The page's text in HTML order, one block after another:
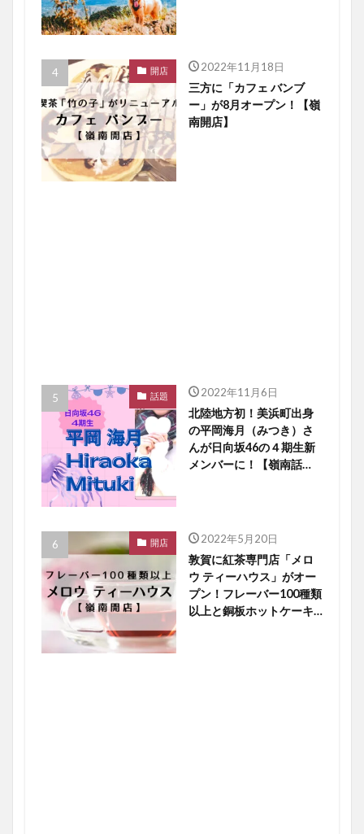
開店 2022年11月18日
三方に「カフェ バンブ
ー」が8月オープン！【嶺
南開店】
話題 2022年11月6日
北陸地方初！美浜町出身
の平岡海月（みつき）さ
んが日向坂46の４期生新
メンバーに！【嶺南話
開店 2022年5月20日
敦賀に紅茶専門店「メロ
ウ ティーハウス」がオー
プン！フレーバー100種類
以上と銅板ホットケーキ